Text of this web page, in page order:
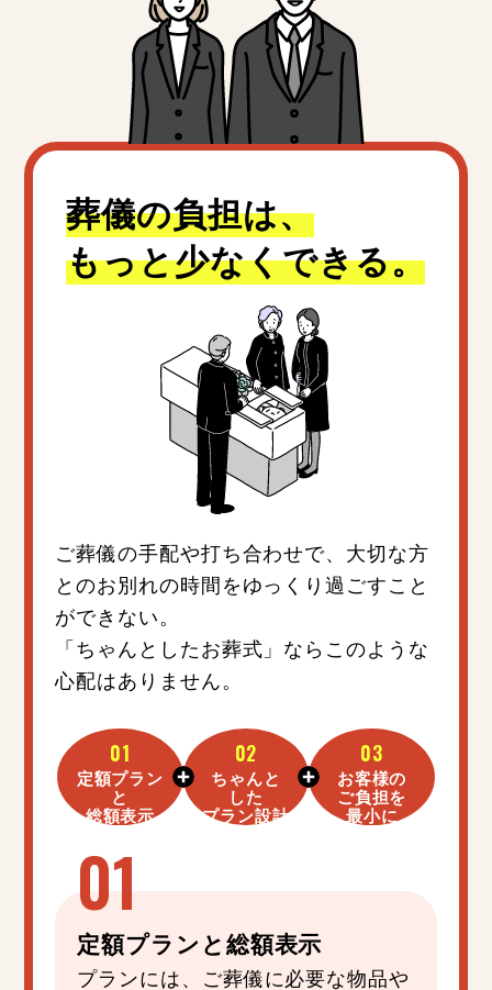
葬儀の負担は、
もっと少なくできる。
ご葬儀の手配や打ち合わせで、大切な方
とのお別れの時間をゆっくり過ごすこと
ができない。
「ちゃんとしたお葬式」ならこのような
心配はありません。
01
定額プラン
と
総額表示
02
ちゃんと
した
プラン設計
03
お客様の
ご負担を
最小に
定額プラン と総額表示
プランには、ご葬儀に必要な物品や